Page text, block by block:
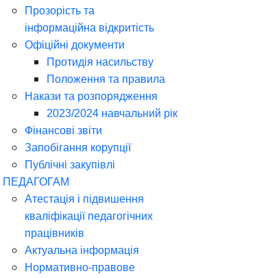
Прозорість та
інформаційна відкритість
Офіційні документи
Протидія насильству
Положення та правила
Накази та розпорядження
2023/2024 навчальний рік
Фінансові звіти
Запобігання корупції
Публічні закупівлі
ПЕДАГОГАМ
Атестація і підвишення
кваліфікації педагогічних
працівників
Актуальна інформація
Нормативно-правове